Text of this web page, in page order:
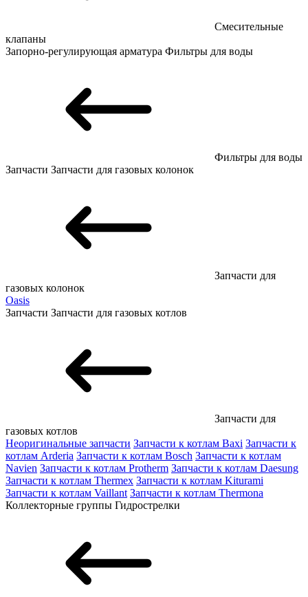
Смесительные
клапаны
Запорно-регулирующая арматура Фильтры для воды
Фильтры для воды
Запчасти Запчасти для газовых колонок
Запчасти для
газовых колонок
Oasis
Запчасти Запчасти для газовых котлов
Запчасти для
газовых котлов
Неоригинальные запчасти Запчасти к котлам Baxi Запчасти к
котлам Arderia Запчасти к котлам Bosch Запчасти к котлам
Navien Запчасти к котлам Protherm Запчасти к котлам Daesung
Запчасти к котлам Thermex Запчасти к котлам Kiturami
Запчасти к котлам Vaillant Запчасти к котлам Thermona
Коллекторные группы Гидрострелки